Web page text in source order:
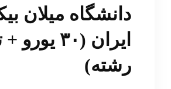
دانشگاه میلان
رشته)